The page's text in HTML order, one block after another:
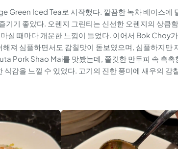
Green Iced Tea로 시작했다. 깔끔한 녹차 베이스에
기기 좋았다. 오렌지 그린티는 신선한 오렌지의 상큼함
실 때마다 개운한 느낌이 들었다. 이어서 Bok Choy가
져 심플하면서도 감칠맛이 돋보였으며, 심플하지만
Pork Shao Mai를 맛봤는데, 쫄깃한 만두피 속 촉촉
감을 느낄 수 있었다. 고기의 진한 풍미에 새우의 감